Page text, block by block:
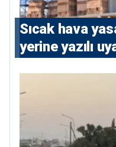
Sıcak hava
yerine yazılı